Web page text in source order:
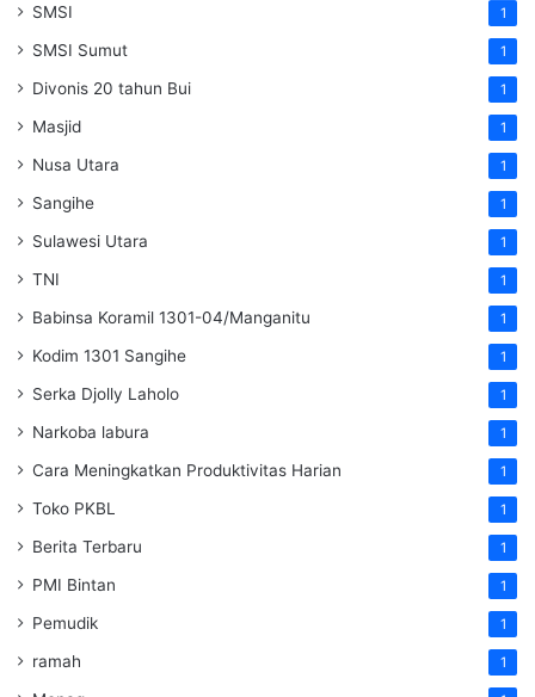
SMSI 1
SMSI Sumut 1
Divonis 20 tahun Bui 1
Masjid 1
Nusa Utara 1
Sangihe 1
Sulawesi Utara 1
TNI 1
Babinsa Koramil 1301-04/Manganitu 1
Kodim 1301 Sangihe 1
Serka Djolly Laholo 1
Narkoba labura 1
Cara Meningkatkan Produktivitas Harian 1
Toko PKBL 1
Berita Terbaru 1
PMI Bintan 1
Pemudik 1
ramah 1